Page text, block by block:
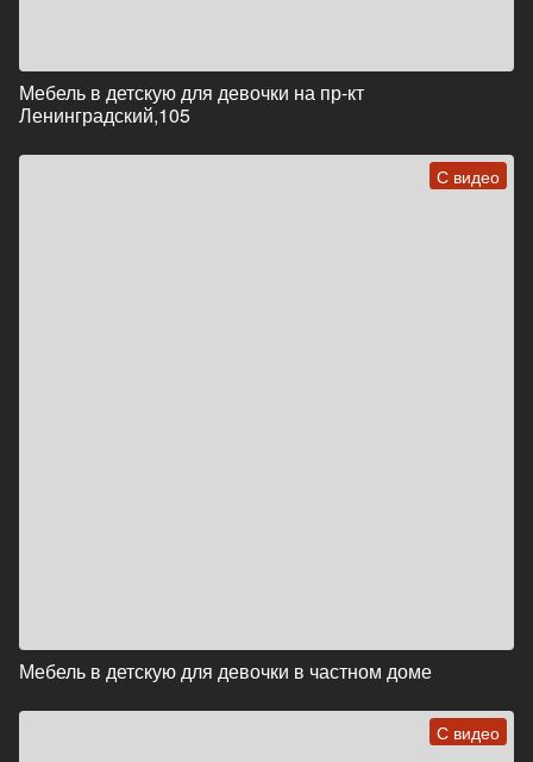
Мебель в детскую для девочки на пр-кт
Ленинградский,105
С видео
Мебель в детскую для девочки в частном доме
С видео